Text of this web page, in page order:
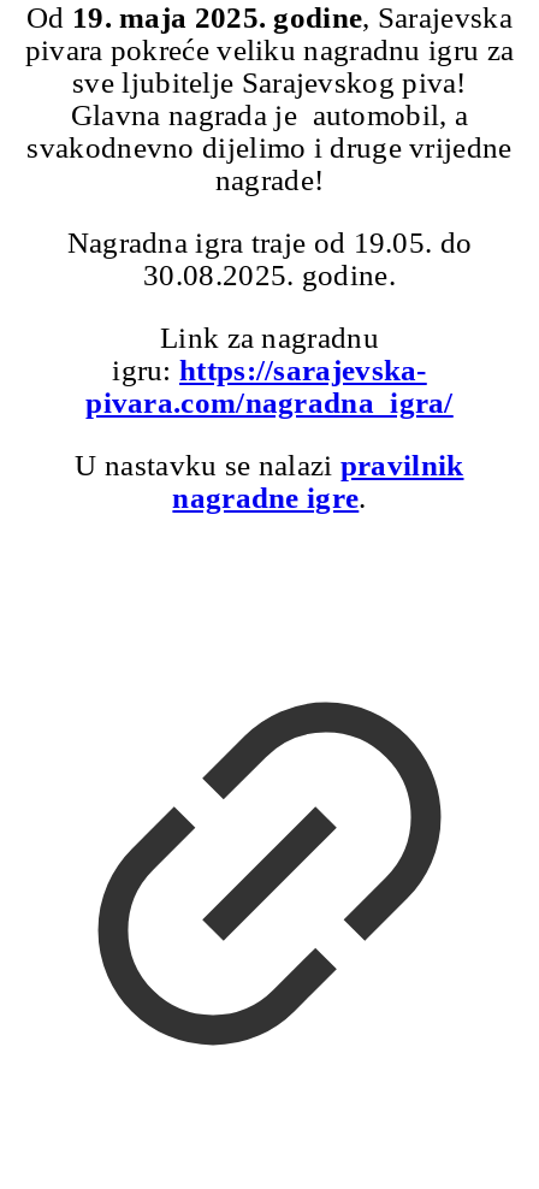
Od 19. maja 2025. godine, Sarajevska
pivara pokreće veliku nagradnu igru za
sve ljubitelje Sarajevskog piva!
Glavna nagrada je automobil, a
svakodnevno dijelimo i druge vrijedne
nagrade!
Nagradna igra traje od 19.05. do
30.08.2025. godine.
Link za nagradnu
igru: https://sarajevska-
pivara.com/nagradna_igra/
U nastavku se nalazi pravilnik
nagradne igre.